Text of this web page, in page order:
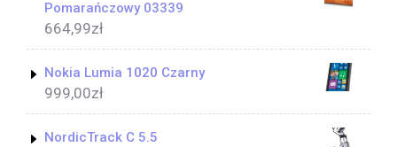
Pomarańczowy 03339
664,99zł
Nokia Lumia 1020 Czarny
999,00zł
NordicTrack C 5.5